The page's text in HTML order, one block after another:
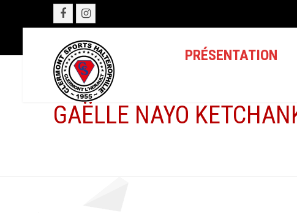
PRÉSENTATION
GAËLLE NAYO